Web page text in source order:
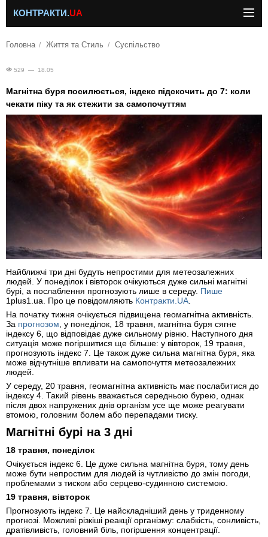
КОНТРАКТИ.UA
Головна Життя та Стиль Суспільство
529 — 18.05
Магнітна буря посилюється, індекс підскочить до 7: коли
чекати піку та як стежити за самопочуттям
Найближчі три дні будуть непростими для метеозалежних
людей. У понеділок і вівторок очікуються дуже сильні магнітні
бурі, а послаблення прогнозують лише в середу. Пише
1plus1.ua. Про це повідомляють Контракти.UA
На початку тижня очікується підвищена геомагнітна активність.
За прогнозом , у понеділок, 18 травня, магнітна буря сягне
індексу 6, що відповідає дуже сильному рівню. Наступного дня
ситуація може погіршитися ще більше: у вівторок, 19 травня,
прогнозують індекс 7. Це також дуже сильна магнітна буря, яка
може відчутніше впливати на самопочуття метеозалежних
людей.
У середу, 20 травня, геомагнітна активність має послабитися до
індексу 4. Такий рівень вважається середньою бурею, однак
після двох напружених днів організм усе ще може реагувати
втомою, головним болем або перепадами тиску.
Магнітні бурі на 3 дні
18 травня, понеділок
Очікується індекс 6. Це дуже сильна магнітна буря, тому день
може бути непростим для людей із чутливістю до змін погоди,
проблемами з тиском або серцево-судинною системою.
19 травня, вівторок
Прогнозують індекс 7. Це найскладніший день у триденному
прогнозі. Можливі різкіші реакції організму: слабкість, сонливість,
дратівливість, головний біль, погіршення концентрації.